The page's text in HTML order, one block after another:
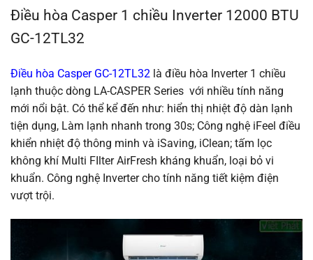
Điều hòa Casper 1 chiều Inverter 12000 BTU
GC-12TL32
Điều hòa Casper GC-12TL32 là điều hòa Inverter 1 chiều
lạnh thuộc dòng LA-CASPER Series với nhiều tính năng
mới nổi bật. Có thể kể đến như: hiển thị nhiệt độ dàn lạnh
tiện dụng, Làm lạnh nhanh trong 30s; Công nghệ iFeel điều
khiển nhiệt độ thông minh và iSaving, iClean; tấm lọc
không khí Multi FIlter AirFresh kháng khuẩn, loại bỏ vi
khuẩn. Công nghệ Inverter cho tính năng tiết kiệm điện
vượt trội.